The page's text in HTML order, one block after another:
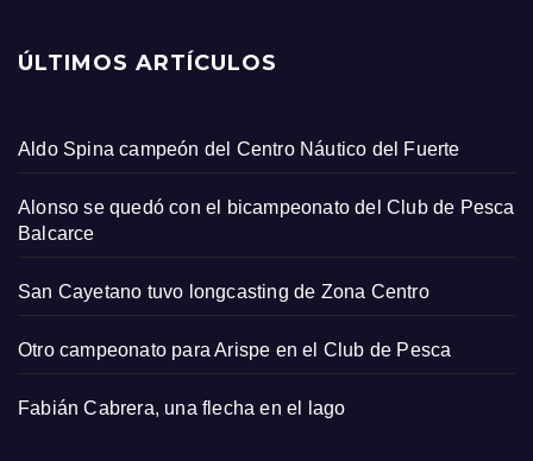
ÚLTIMOS ARTÍCULOS
Aldo Spina campeón del Centro Náutico del Fuerte
Alonso se quedó con el bicampeonato del Club de Pesca
Balcarce
San Cayetano tuvo longcasting de Zona Centro
Otro campeonato para Arispe en el Club de Pesca
Fabián Cabrera, una flecha en el lago